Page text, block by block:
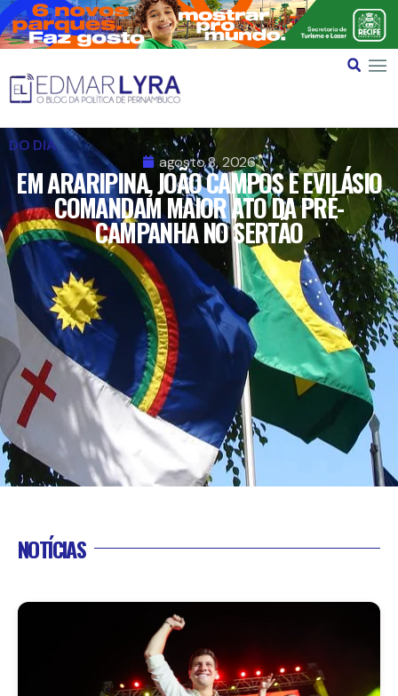
DO DIA
agosto 8, 2026
EM ARARIPINA, JOÃO CAMPOS E EVILÁSIO
COMANDAM MAIOR ATO DA PRÉ-
CAMPANHA NO SERTÃO
NOTÍCIAS